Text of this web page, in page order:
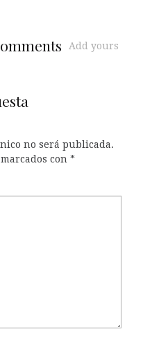
Add yours
no será publicada.
con *